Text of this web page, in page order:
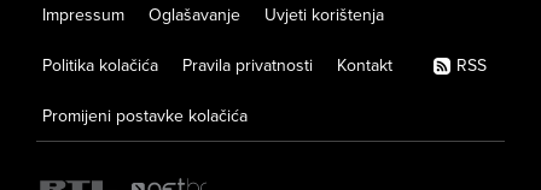
Impressum Oglašavanje Uvjeti korištenja
Politika kolačića Pravila privatnosti Kontakt
Promijeni postavke kolačića
RSS